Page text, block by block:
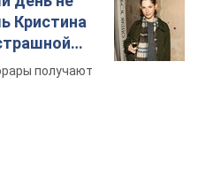
Кристина
получают